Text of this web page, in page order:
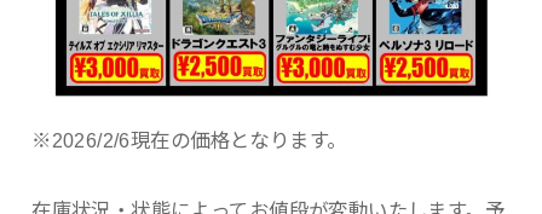
※2026/2/6現在の価格となります。